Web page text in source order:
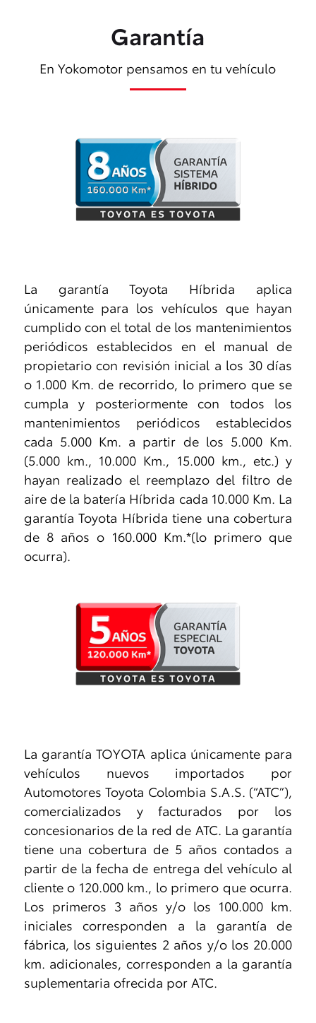
Garantía
En Yokomotor pensamos en tu vehículo
La garantía Toyota Híbrida aplica
únicamente para los vehículos que hayan
cumplido con el total de los mantenimientos
periódicos establecidos en el manual de
propietario con revisión inicial a los 30 días
o 1.000 Km. de recorrido, lo primero que se
cumpla y posteriormente con todos los
mantenimientos periódicos establecidos
cada 5.000 Km. a partir de los 5.000 Km.
(5.000 km., 10.000 Km., 15.000 km., etc.) y
hayan realizado el reemplazo del filtro de
aire de la batería Híbrida cada 10.000 Km. La
garantía Toyota Híbrida tiene una cobertura
de 8 años o 160.000 Km.*(lo primero que
ocurra).
La garantía TOYOTA aplica únicamente para
vehículos nuevos importados por
Automotores Toyota Colombia S.A.S. (“ATC”),
comercializados y facturados por los
concesionarios de la red de ATC. La garantía
tiene una cobertura de 5 años contados a
partir de la fecha de entrega del vehículo al
cliente o 120.000 km., lo primero que ocurra.
Los primeros 3 años y/o los 100.000 km.
iniciales corresponden a la garantía de
fábrica, los siguientes 2 años y/o los 20.000
km. adicionales, corresponden a la garantía
suplementaria ofrecida por ATC.